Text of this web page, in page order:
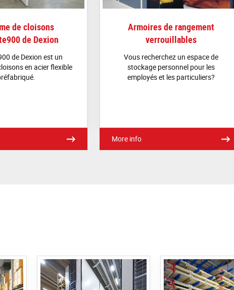
de cloisons
de Dexion
de Dexion est un
en acier flexible
Armoires de rangement
verrouillables
Vous recherchez un espace de
stockage personnel pour les
employés et les particuliers?
More info